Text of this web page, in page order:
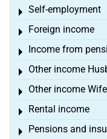
Self-employment
Toggle menu
Foreign income
Toggle menu
Income from
Toggle menu
Other income
Toggle menu
Other income Wife
Toggle menu
Rental income
Toggle menu
Pensions and
Toggle menu